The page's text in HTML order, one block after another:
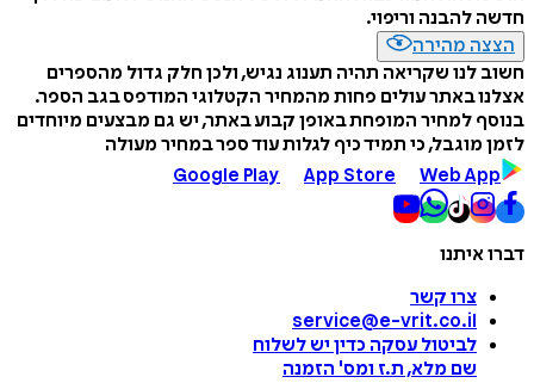
חדשה להבנה וריפוי.
הצצה מהירה
חשוב לנו שקריאה תהיה תענוג נגיש, ולכן חלק גדול מהספרים
אצלנו באתר עולים פחות מהמחיר הקטלוגי המודפס בגב הספר.
בנוסף למחיר המופחת באופן קבוע באתר, יש גם מבצעים מיוחדים
לזמן מוגבל, כי תמיד כיף לגלות עוד ספר במחיר מעולה
Google Play
App Store Web App
דברו איתנו
צרו קשר
service@e-vrit.co.il
לביטול עסקה כדין יש לשלוח
שם מלא, ת.ז ומס' הזמנה